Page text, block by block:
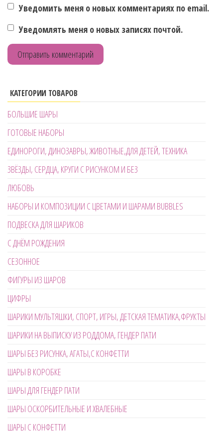
Уведомить меня о новых комментариях по email.
Уведомлять меня о новых записях почтой.
КАТЕГОРИИ ТОВАРОВ
БОЛЬШИЕ ШАРЫ
ГОТОВЫЕ НАБОРЫ
ЕДИНОРОГИ, ДИНОЗАВРЫ, ЖИВОТНЫЕ,ДЛЯ ДЕТЕЙ, ТЕХНИКА
ЗВЁЗДЫ, СЕРДЦА, КРУГИ С РИСУНКОМ И БЕЗ
ЛЮБОВЬ
НАБОРЫ И КОМПОЗИЦИИ С ЦВЕТАМИ И ШАРАМИ BUBBLES
ПОДВЕСКА ДЛЯ ШАРИКОВ
С ДНЁМ РОЖДЕНИЯ
СЕЗОННОЕ
ФИГУРЫ ИЗ ШАРОВ
ЦИФРЫ
ШАРИКИ МУЛЬТЯШКИ, СПОРТ, ИГРЫ, ДЕТСКАЯ ТЕМАТИКА,ФРУКТЫ
ШАРИКИ НА ВЫПИСКУ ИЗ РОДДОМА, ГЕНДЕР ПАТИ
ШАРЫ БЕЗ РИСУНКА, АГАТЫ,С КОНФЕТТИ
ШАРЫ В КОРОБКЕ
ШАРЫ ДЛЯ ГЕНДЕР ПАТИ
ШАРЫ ОСКОРБИТЕЛЬНЫЕ И ХВАЛЕБНЫЕ
ШАРЫ С КОНФЕТТИ